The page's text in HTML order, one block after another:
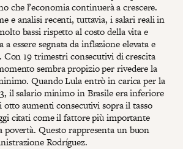
che l’economia continuerà a crescere.
e analisi recenti, tuttavia, i salari reali in
bassi rispetto al costo della vita e
a essere segnata da inflazione elevata e
19 trimestri consecutivi di crescita
sembra propizio per rivedere la
Quando Lula entrò in carica per la
il salario minimo in Brasile era inferiore
otto aumenti consecutivi sopra il tasso
citati come il fattore più importante
Questo rappresenta un buon
Rodríguez.